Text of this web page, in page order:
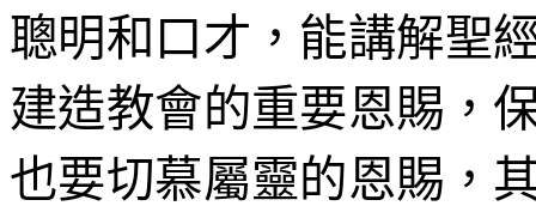
聰明和口才，能講解聖
建造教會的重要恩賜，
也要切慕屬靈的恩賜，